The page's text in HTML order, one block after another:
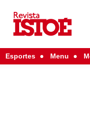
Esportes Menu